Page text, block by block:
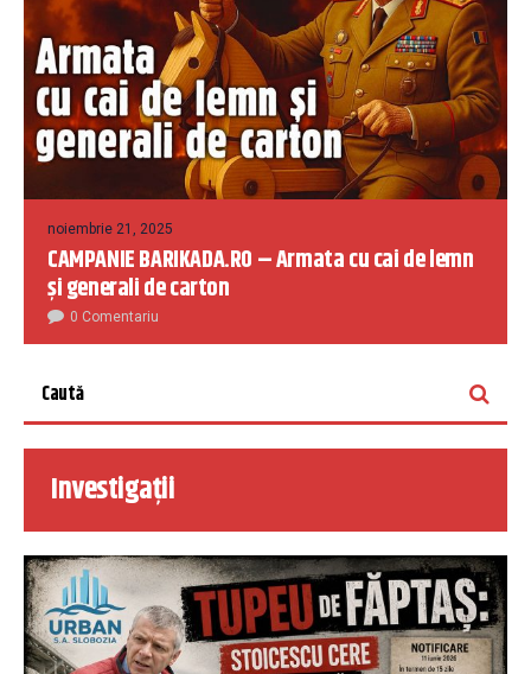
noiembrie 21, 2025
CAMPANIE BARIKADA.RO – Armata cu cai de lemn
și generali de carton
0 Comentariu
Investigații